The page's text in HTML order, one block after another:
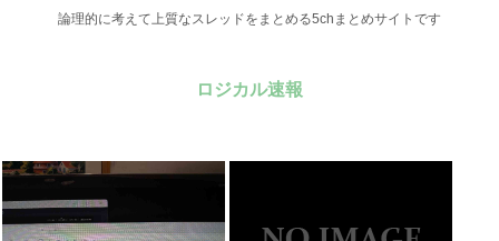
論理的に考えて上質なスレッドをまとめる5chまとめサイトです
ロジカル速報